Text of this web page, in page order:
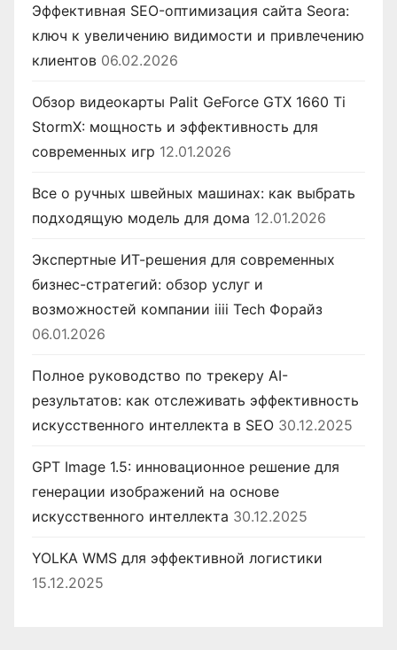
Эффективная SEO-оптимизация сайта Seora:
ключ к увеличению видимости и привлечению
клиентов 06.02.2026
Обзор видеокарты Palit GeForce GTX 1660 Ti
StormX: мощность и эффективность для
современных игр 12.01.2026
Все о ручных швейных машинах: как выбрать
подходящую модель для дома 12.01.2026
Экспертные ИТ-решения для современных
бизнес-стратегий: обзор услуг и
возможностей компании iiii Tech Форайз
06.01.2026
Полное руководство по трекеру AI-
результатов: как отслеживать эффективность
искусственного интеллекта в SEO 30.12.2025
GPT Image 1.5: инновационное решение для
генерации изображений на основе
искусственного интеллекта 30.12.2025
YOLKA WMS для эффективной логистики
15.12.2025